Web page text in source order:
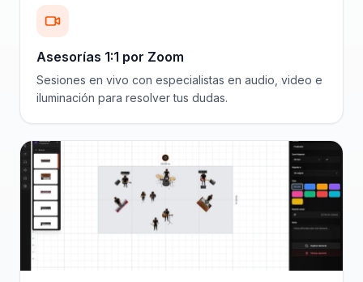
Asesorías 1:1 por Zoom
Sesiones en vivo con especialistas en audio, video e
iluminación para resolver tus dudas.